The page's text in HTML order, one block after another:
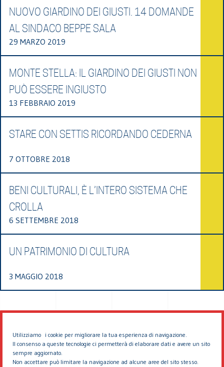
Utilizziamo i cookie per migliorare la tua esperienza di navigazione.
Il consenso a queste tecnologie ci permetterà di elaborare dati e avere un sito
sempre aggiornato.
Non accettare può limitare la navigazione ad alcune aree del sito stesso.
NUOVO GIARDINO DEI GIUSTI. 14 DOMANDE
AL SINDACO BEPPE SALA
29 MARZO 2019
MONTE STELLA: IL GIARDINO DEI GIUSTI NON
PUÒ ESSERE INGIUSTO
13 FEBBRAIO 2019
STARE CON SETTIS RICORDANDO CEDERNA
7 OTTOBRE 2018
BENI CULTURALI, È L’INTERO SISTEMA CHE
CROLLA
6 SETTEMBRE 2018
UN PATRIMONIO DI CULTURA
3 MAGGIO 2018